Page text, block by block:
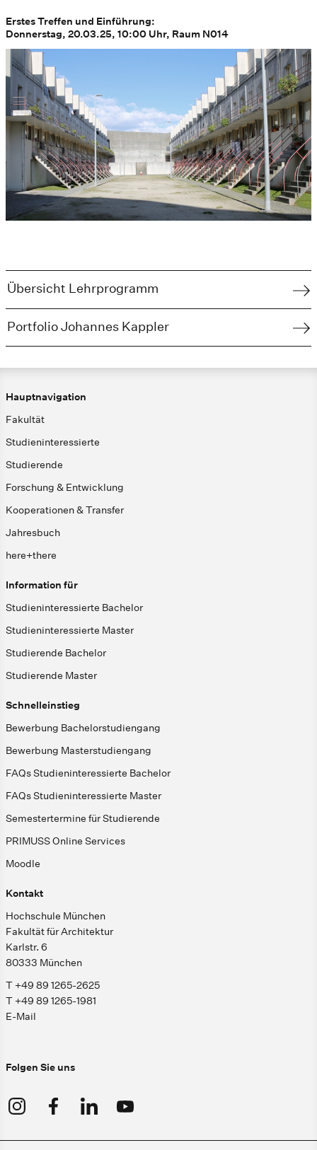
Erstes Treffen und Einführung:
Donnerstag, 20.03.25, 10:00 Uhr, Raum N014
Übersicht Lehrprogramm
Portfolio Johannes Kappler
Hauptnavigation
Fakultät
Studieninteressierte
Studierende
Forschung & Entwicklung
Kooperationen & Transfer
Jahresbuch
here+there
Information für
Studieninteressierte Bachelor
Studieninteressierte Master
Studierende Bachelor
Studierende Master
Schnelleinstieg
Bewerbung Bachelorstudiengang
Bewerbung Masterstudiengang
FAQs Studieninteressierte Bachelor
FAQs Studieninteressierte Master
Semestertermine für Studierende
PRIMUSS Online Services
Moodle
Kontakt
Hochschule München
Fakultät für Architektur
Karlstr. 6
80333 München
T +49 89 1265-2625
T +49 89 1265-1981
E-Mail
Folgen Sie uns